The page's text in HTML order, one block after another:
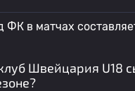
ФК в матчах
Швейцария U18